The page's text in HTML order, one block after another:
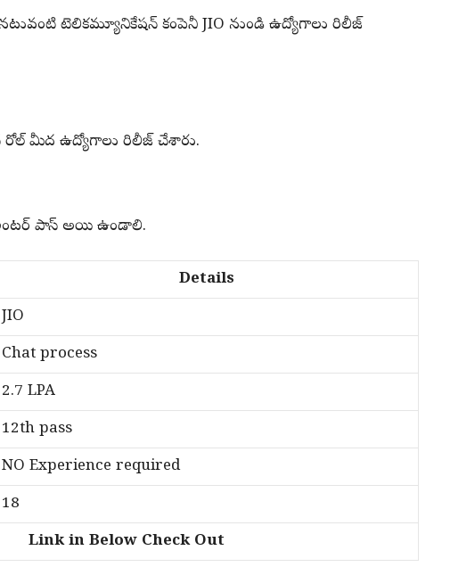
టెలికమ్యూనికేషన్ కంపెనీ JIO నుండి ఉద్యోగాలు రిలీజ్
రోల్ మీద ఉద్యోగాలు రిలీజ్ చేశారు.
పాస్ అయి ఉండాలి.
Details
JIO
Chat process
2.7 LPA
12th pass
NO Experience required
18
Link in Below Check Out